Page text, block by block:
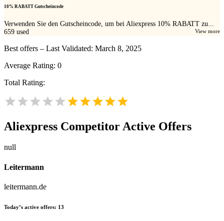
10% RABATT Gutscheincode
Verwenden Sie den Gutscheincode, um bei Aliexpress 10% RABATT zu...
View more
659 used
Best offers – Last Validated: March 8, 2025
Average Rating: 0
Total Rating:
Aliexpress Competitor Active Offers
null
Leitermann
leitermann.de
Today’s active offers: 13